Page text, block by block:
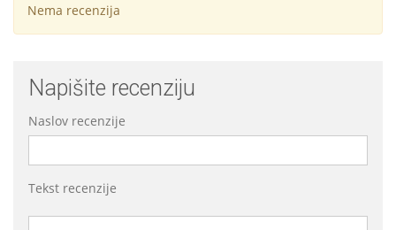
Nema recenzija
Napišite recenziju
Naslov recenzije
Tekst recenzije